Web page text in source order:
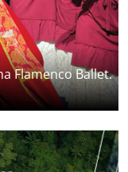
Flamenco Ballet.